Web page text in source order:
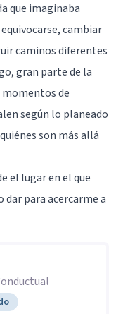
que imaginaba
cambiar
caminos diferentes
gran parte de la
de
según lo planeado
son más allá
el lugar en el que
dar para acercarme a